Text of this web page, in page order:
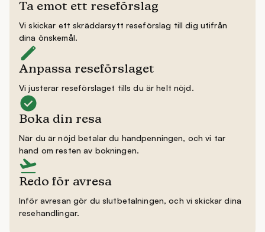
Ta emot ett reseförslag
Vi skickar ett skräddarsytt reseförslag till dig utifrån
dina önskemål.
Anpassa reseförslaget
Vi justerar reseförslaget tills du är helt nöjd.
Boka din resa
När du är nöjd betalar du handpenningen, och vi tar
hand om resten av bokningen.
Redo för avresa
Inför avresan gör du slutbetalningen, och vi skickar dina
resehandlingar.